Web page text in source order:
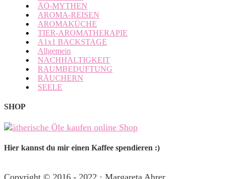
ÄÖ-MYTHEN
AROMA-REISEN
AROMAKÜCHE
TIER-AROMATHERAPIE
A1x1 BACKSTAGE
Allgemein
NACHHALTIGKEIT
RAUMBEDUFTUNG
RÄUCHERN
SEELE
SHOP
Hier kannst du mir einen Kaffee spendieren :)